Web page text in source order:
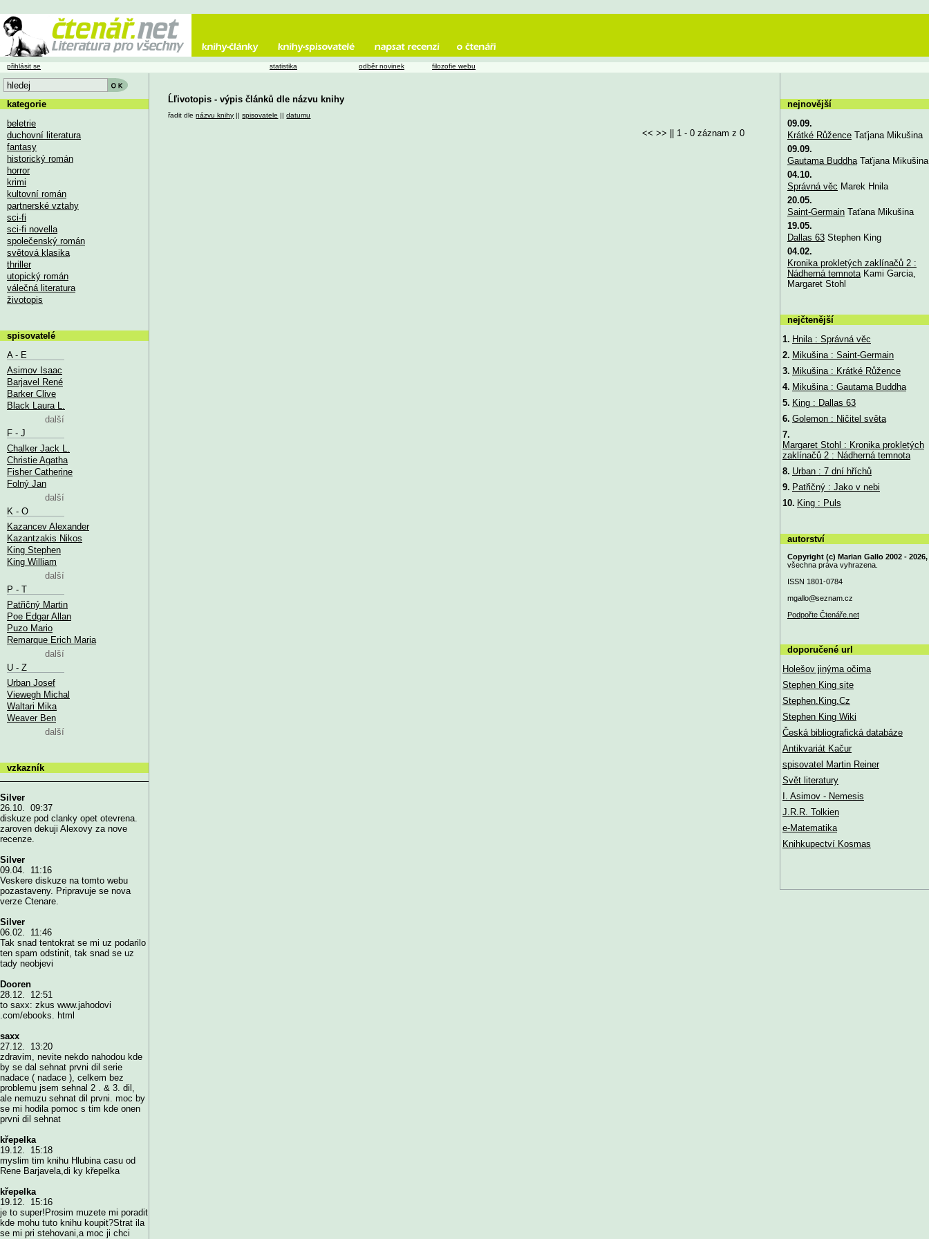
Ĺľivotopis - výpis článků dle názvu knihy
řadit dlenázvu knihy ||spisovatele ||datumu
<< >> || 1 - 0 záznam z 0
přihlásit se statistika odběr novinek filozofie webu
kategorie
beletrie
duchovní literatura
fantasy
historický román
horror
krimi
kultovní román
partnerské vztahy
sci-fi
sci-fi novella
společenský román
světová klasika
thriller
utopický román
válečná literatura
životopis
spisovatelé
A - E
Asimov Isaac
Barjavel René
Barker Clive
Black Laura L.
další
F - J
Chalker Jack L.
Christie Agatha
Fisher Catherine
Folný Jan
další
K - O
Kazancev Alexander
Kazantzakis Nikos
King Stephen
King William
další
P - T
Patřičný Martin
Poe Edgar Allan
Puzo Mario
Remarque Erich Maria
další
U - Z
Urban Josef
Viewegh Michal
Waltari Mika
Weaver Ben
další
vzkazník
Silver
26.10. 09:37
diskuze pod clanky opet otevrena.
zaroven dekuji Alexovy za nove
recenze.
Silver
09.04. 11:16
Veskere diskuze na tomto webu
pozastaveny. Pripravuje se nova
verze Ctenare.
Silver
06.02. 11:46
Tak snad tentokrat se mi uz podarilo
ten spam odstinit, tak snad se uz
tady neobjevi
Dooren
28.12. 12:51
to saxx: zkus www.jahodovi
.com/ebooks. html
saxx
27.12. 13:20
zdravim, nevite nekdo nahodou kde
by se dal sehnat prvni dil serie
nadace ( nadace ), celkem bez
problemu jsem sehnal 2 . & 3. dil,
ale nemuzu sehnat dil prvni. moc by
se mi hodila pomoc s tim kde onen
prvni dil sehnat
křepelka
19.12. 15:18
myslim tim knihu Hlubina casu od
Rene Barjavela,di ky křepelka
křepelka
19.12. 15:16
je to super!Prosim muzete mi poradit
kde mohu tuto knihu koupit?Strat ila
se mi pri stehovani,a moc ji chci
nejnovější
09.09.
Krátké RůženceTaťjana Mikušina
09.09.
Gautama BuddhaTaťjana Mikušina
04.10.
Správná věc Marek Hnila
20.05.
Saint-GermainTaťana Mikušina
19.05.
Dallas 63Stephen King
04.02.
Kronika prokletých zaklínačů 2 :
Nádherná temnotaKami Garcia,
Margaret Stohl
nejčtenější
1. Hnila : Správná věc
2. Mikušina : Saint-Germain
3. Mikušina : Krátké Růžence
4. Mikušina : Gautama Buddha
5. King : Dallas 63
6. Golemon : Ničitel světa
7.
Margaret Stohl : Kronika prokletých
zaklínačů 2 : Nádherná temnota
8. Urban : 7 dní hříchů
9. Patřičný : Jako v nebi
10. King : Puls
autorství
Copyright (c) Marian Gallo 2002 - 2026,
všechna práva vyhrazena.
ISSN 1801-0784
mgallo@seznam.cz
Podpořte Čtenáře.net
doporučené url
Holešov jinýma očima
Stephen King site
Stephen.King.Cz
Stephen King Wiki
Česká bibliografická databáze
Antikvariát Kačur
spisovatel Martin Reiner
Svět literatury
I. Asimov - Nemesis
J.R.R. Tolkien
e-Matematika
Knihkupectví Kosmas